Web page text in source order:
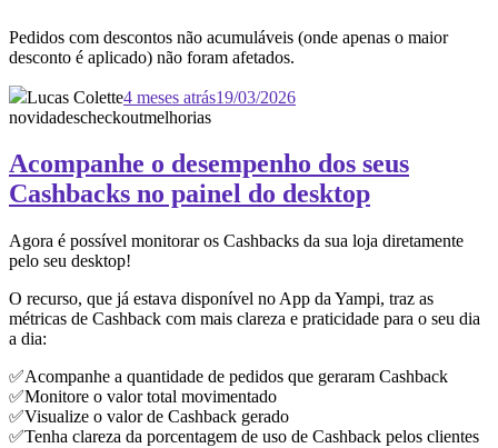
Pedidos com descontos não acumuláveis (onde apenas o maior
desconto é aplicado) não foram afetados.
Lucas Colette4 meses atrás19/03/2026
novidadescheckoutmelhorias
Acompanhe o desempenho dos seus
Cashbacks no painel do desktop
Agora é possível monitorar os Cashbacks da sua loja diretamente
pelo seu desktop!
O recurso, que já estava disponível no App da Yampi, traz as
métricas de Cashback com mais clareza e praticidade para o seu dia
a dia:
✅Acompanhe a quantidade de pedidos que geraram Cashback
✅Monitore o valor total movimentado
✅Visualize o valor de Cashback gerado
✅Tenha clareza da porcentagem de uso de Cashback pelos clientes